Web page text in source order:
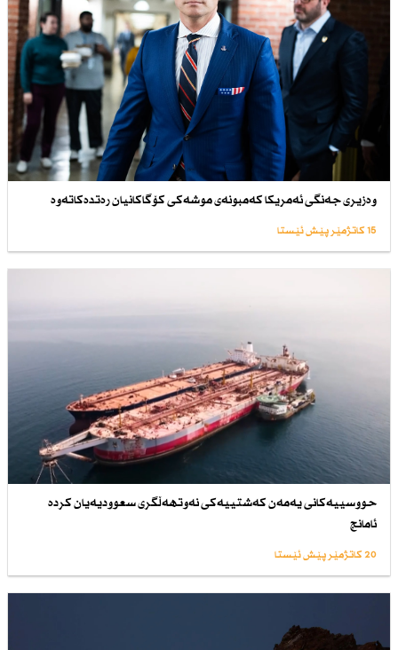
وەزیری جەنگی ئەمریكا كەمبونەی موشەكی كۆگاكانیان رەتدەكاتەوە
15 کاتژمێر پێش ئێستا
حووسییەكانی یەمەن كەشتییەكی نەوتهەڵگری سعوودیەیان كردە
ئامانج
20 کاتژمێر پێش ئێستا